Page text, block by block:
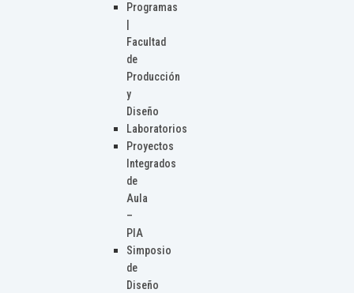
Programas
Facultad
de
Producción
y
Diseño
Laboratorios
Proyectos
Integrados
de
Aula
–
PIA
Simposio
de
Diseño